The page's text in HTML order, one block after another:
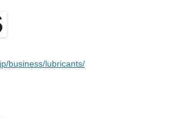
business/lubricants/